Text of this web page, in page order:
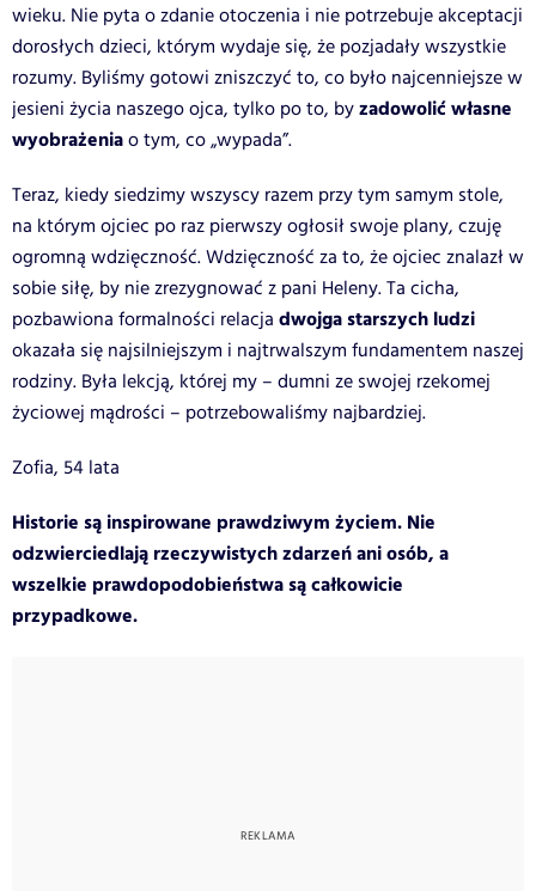
wieku. Nie pyta o zdanie otoczenia i nie potrzebuje akceptacji
dorosłych dzieci, którym wydaje się, że pozjadały wszystkie
rozumy. Byliśmy gotowi zniszczyć to, co było najcenniejsze w
jesieni życia naszego ojca, tylko po to, byzadowolić własne
wyobrażeniao tym, co „wypada”.
Teraz, kiedy siedzimy wszyscy razem przy tym samym stole,
na którym ojciec po raz pierwszy ogłosił swoje plany, czuję
ogromną wdzięczność. Wdzięczność za to, że ojciec znalazł w
sobie siłę, by nie zrezygnować z pani Heleny. Ta cicha,
pozbawiona formalności relacja dwojga starszych ludzi
okazała się najsilniejszym i najtrwalszym fundamentem naszej
rodziny. Była lekcją, której my – dumni ze swojej rzekomej
życiowej mądrości – potrzebowaliśmy najbardziej.
Zofia, 54 lata
Historie są inspirowane prawdziwym życiem. Nie
odzwierciedlają rzeczywistych zdarzeń ani osób, a
wszelkie prawdopodobieństwa są całkowicie
przypadkowe.